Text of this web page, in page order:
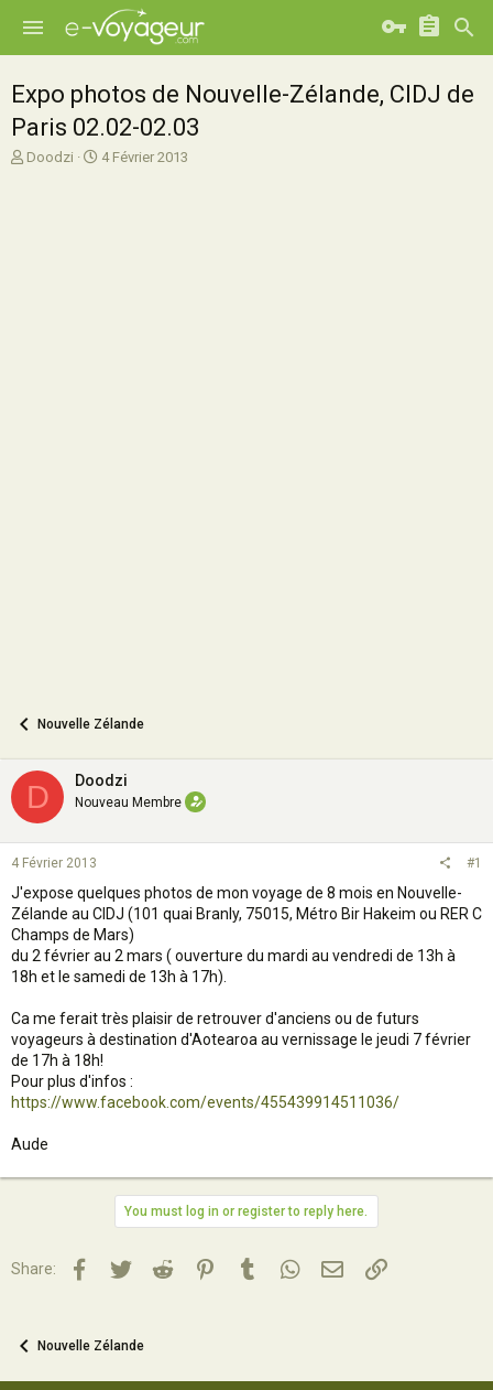
Expo photos de Nouvelle-Zélande, CIDJ de
Paris 02.02-02.03
A
Doodzi
D
4 Février 2013
Nouvelle Zélande
D Doodzi
Nouveau Membre
4 Février 2013 #1
J'expose quelques photos de mon voyage de 8 mois en Nouvelle-
Zélande au CIDJ (101 quai Branly, 75015, Métro Bir Hakeim ou RER C
Champs de Mars)
du 2 février au 2 mars ( ouverture du mardi au vendredi de 13h à
18h et le samedi de 13h à 17h).
Ca me ferait très plaisir de retrouver d'anciens ou de futurs
voyageurs à destination d'Aotearoa au vernissage le jeudi 7 février
de 17h à 18h!
Pour plus d'infos :
https://www.facebook.com/events/455439914511036/
Aude
You must log in or register to reply here.
Share: Facebook
TwitterReddit PinterestTumblrWhatsApp
Email Lien
Nouvelle Zélande